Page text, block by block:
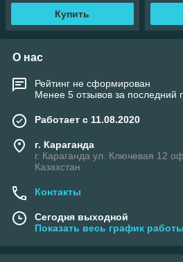
Купить
О нас
Рейтинг не сформирован
Менее 5 отзывов за последний
Работает с 11.08.2020
г. Караганда
г. Караганда ул. Ключевая 12
Казахстан
Контакты
Сегодня выходной
Показать весь график работы